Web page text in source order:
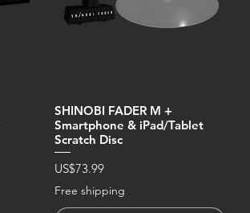
SHINOBI FADER M +
Smartphone & iPad/Tablet
Scratch Disc
價格
US$73.99
Free shipping